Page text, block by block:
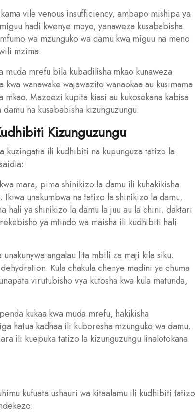
vile venous insufficiency, ambapo mishipa ya
hadi kwenye moyo, yanaweza kusababisha
wa mzunguko wa damu kwa miguu na meno
mzima.
muda mrefu bila kubadilisha mkao kunaweza
wanawake wajawazito wanaokaa au kusimama
Mazoezi kupita kiasi au kukosekana kabisa
na kusababisha kizunguzungu.
Kizunguzungu
kuzingatia ili kudhibiti na kupunguza tatizo la
mara, pima shinikizo la damu ili kuhakikisha
Ikiwa unakumbwa na tatizo la shinikizo la damu,
hali ya shinikizo la damu la juu au la chini, daktari
ya mtindo wa maisha ili kudhibiti hali
angalau lita mbili za maji kila siku.
Kula chakula chenye madini ya chuma
virutubisho vya kutosha kwa kula matunda,
kukaa kwa muda mrefu, hakikisha
hatua kadhaa ili kuboresha mzunguko wa damu.
ili kuepuka tatizo la kizunguzungu linalotokana
kufuata ushauri wa kitaalamu ili kudhibiti tatizo